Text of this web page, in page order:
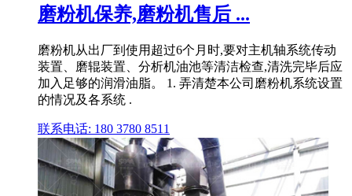
磨粉机保养,磨粉机售后 ...
磨粉机从出厂到使用超过6个月时,要对主机轴系统传动
装置、磨辊装置、分析机油池等清洁检查,清洗完毕后应
加入足够的润滑油脂。 1. 弄清楚本公司磨粉机系统设置
的情况及各系统 .
联系电话: 180 3780 8511